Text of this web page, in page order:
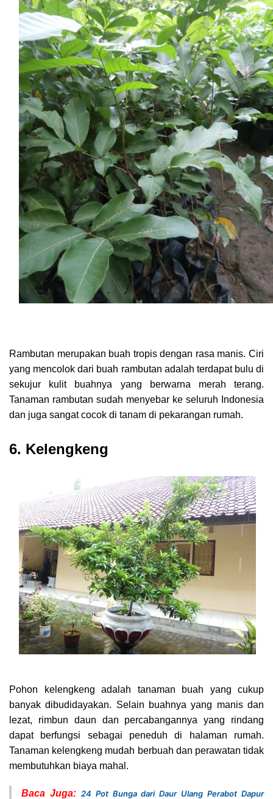
Rambutan merupakan buah tropis dengan rasa manis. Ciri
yang mencolok dari buah rambutan adalah terdapat bulu di
sekujur kulit buahnya yang berwarna merah terang.
Tanaman rambutan sudah menyebar ke seluruh Indonesia
dan juga sangat cocok di tanam di pekarangan rumah.
6. Kelengkeng
Pohon kelengkeng adalah tanaman buah yang cukup
banyak dibudidayakan. Selain buahnya yang manis dan
lezat, rimbun daun dan percabangannya yang rindang
dapat berfungsi sebagai peneduh di halaman rumah.
Tanaman kelengkeng mudah berbuah dan perawatan tidak
membutuhkan biaya mahal.
Baca Juga: 24 Pot Bunga dari Daur Ulang Perabot Dapur